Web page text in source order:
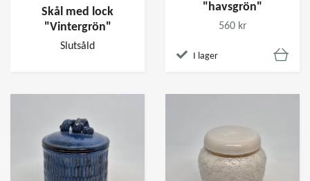
Skål med lock
"Vintergrön"
Slutsåld
"havsgrön"
560 kr
I lager